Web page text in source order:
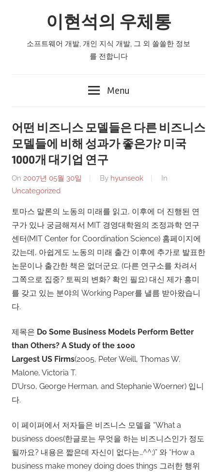
이현석의 우체통
소프트웨어 개발, 개인 지식 개발, 그 외 쏠쏠한 정보
를 전합니다
Menu
어떤 비즈니스 모델들은 다른 비즈니스
모델들에 비해 성과가 좋은가? 미국
1000개 대기업 연구
On 2007년 05월 30일 By hyunseok
In
Uncategorized
토마스 말론의 노동의 미래를 읽고, 이후에 더 진행된 연
구가 있나 궁금해져서 MIT 경영대학원의 조정과학 연구
센터(MIT Center for Coordination Science) 홈페이지에
갔는데, 아쉽게도 노동의 미래 출간 이후에 추가로 발표한
논문이나 출간한 책은 없더군요. (다른 연구소를 차려서
그쪽으로 집중? 토픽의 변화? 확인 필요) 대신 제가 흥미
를 갖고 있는 분야의 Working Paper를 낼름 받아왔습니
다.
제목은 Do Some Business Models Perform Better
than Others? A Study of the 1000
Largest US Firms(2005, Peter Weill, Thomas W.
Malone, Victoria T.
D’Urso, George Herman, and Stephanie Woerner) 입니
다.
이 페이퍼에서 저자들은 비즈니스 모델을 “What a
business does(한글로는 무엇을 하는 비즈니스인가 정도
될까요? 내용은 짧은데 자신이 없다는…^^;)” 와 “How a
business make money doing does things 그러한 행위